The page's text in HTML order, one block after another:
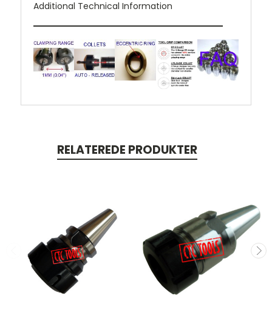
Additional Technical Information
RELATEREDE PRODUKTER